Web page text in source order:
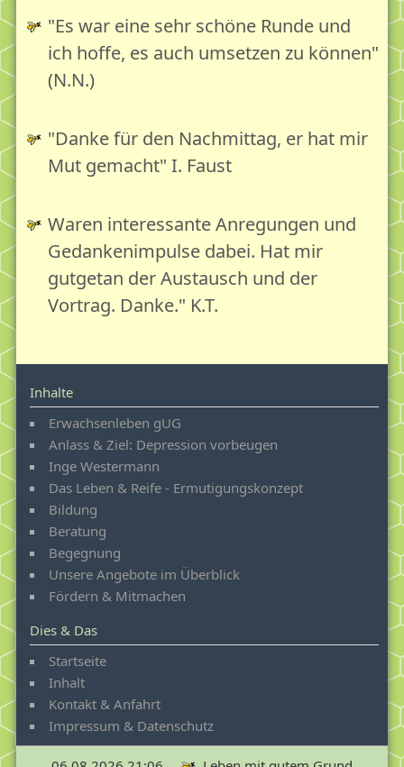
"Es war eine sehr schöne Runde und
ich hoffe, es auch umsetzen zu können"
(N.N.)
"Danke für den Nachmittag, er hat mir
Mut gemacht" I. Faust
Waren interessante Anregungen und
Gedankenimpulse dabei. Hat mir
gutgetan der Austausch und der
Vortrag. Danke." K.T.
Inhalte
Erwachsenleben gUG
Anlass & Ziel: Depression vorbeugen
Inge Westermann
Das Leben & Reife - Ermutigungskonzept
Bildung
Beratung
Begegnung
Unsere Angebote im Überblick
Fördern & Mitmachen
Dies & Das
Startseite
Inhalt
Kontakt & Anfahrt
Impressum & Datenschutz